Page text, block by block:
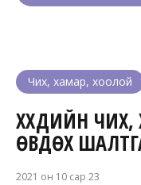
Чих, хамар, хоолой
ХҮҮХДИЙН
ӨВДӨХ
2021 он 10 сар 23